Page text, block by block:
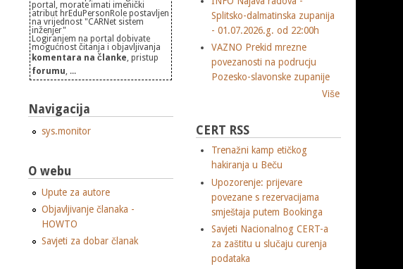
portal, morate imati imenički
atribut hrEduPersonRole postavljen
na vrijednost "CARNet sistem
inženjer"
Logiranjem na portal dobivate
mogućnost čitanja i objavljivanja
komentara na članke, pristup
forumu, ...
Navigacija
sys.monitor
O webu
Upute za autore
Objavljivanje članaka -
HOWTO
Savjeti za dobar članak
Splitsko-dalmatinska zupanija
- 01.07.2026.g. od 22:00h
VAZNO Prekid mrezne
povezanosti na podrucju
Pozesko-slavonske zupanije
Više
CERT RSS
Trenažni kamp etičkog
hakiranja u Beču
Upozorenje: prijevare
povezane s rezervacijama
smještaja putem Bookinga
Savjeti Nacionalnog CERT-a
za zaštitu u slučaju curenja
podataka